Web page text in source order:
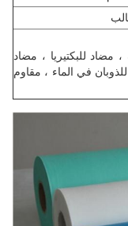
مضاد للبكتيريا ، مضاد
في الماء ، مقاوم